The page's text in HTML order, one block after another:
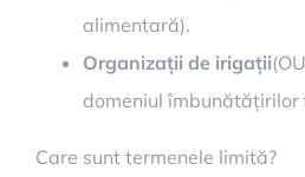
alimentară).
Organizații de irigații
domeniul îmbunătățirilor
Care sunt termenele limită?